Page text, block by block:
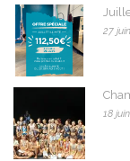
27
18